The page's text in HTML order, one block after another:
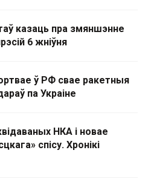
казаць пра змяншэнне
6 жніўня
ў РФ свае ракетныя
па Украіне
НКА і новае
спісу. Хронікі